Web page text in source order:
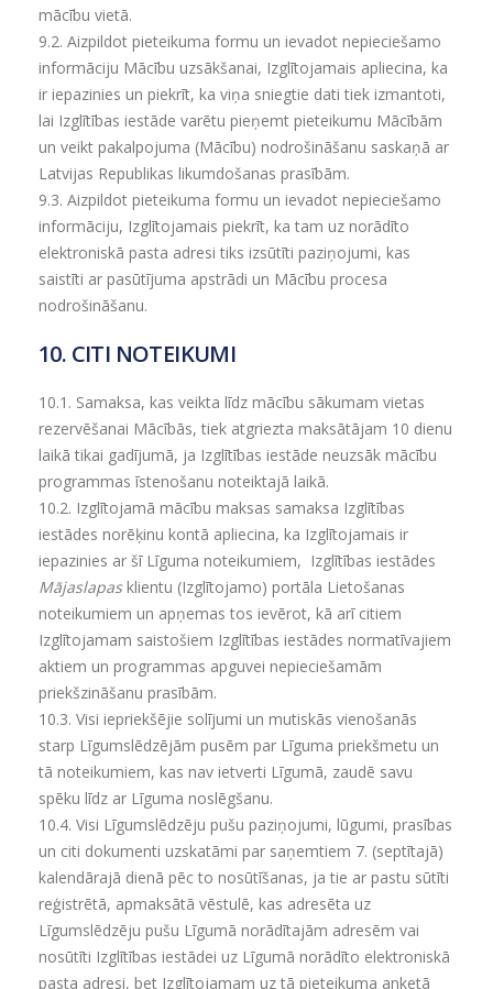
mācību vietā.
9.2. Aizpildot pieteikuma formu un ievadot nepieciešamo
informāciju Mācību uzsākšanai, Izglītojamais apliecina, ka
ir iepazinies un piekrīt, ka viņa sniegtie dati tiek izmantoti,
lai Izglītības iestāde varētu pieņemt pieteikumu Mācībām
un veikt pakalpojuma (Mācību) nodrošināšanu saskaņā ar
Latvijas Republikas likumdošanas prasībām.
9.3. Aizpildot pieteikuma formu un ievadot nepieciešamo
informāciju, Izglītojamais piekrīt, ka tam uz norādīto
elektroniskā pasta adresi tiks izsūtīti paziņojumi, kas
saistīti ar pasūtījuma apstrādi un Mācību procesa
nodrošināšanu.
10. CITI NOTEIKUMI
10.1. Samaksa, kas veikta līdz mācību sākumam vietas
rezervēšanai Mācībās, tiek atgriezta maksātājam 10 dienu
laikā tikai gadījumā, ja Izglītības iestāde neuzsāk mācību
programmas īstenošanu noteiktajā laikā.
10.2. Izglītojamā mācību maksas samaksa Izglītības
iestādes norēķinu kontā apliecina, ka Izglītojamais ir
iepazinies ar šī Līguma noteikumiem, Izglītības iestādes
Mājaslapasklientu (Izglītojamo) portāla Lietošanas
noteikumiem un apņemas tos ievērot, kā arī citiem
Izglītojamam saistošiem Izglītības iestādes normatīvajiem
aktiem un programmas apguvei nepieciešamām
priekšzināšanu prasībām.
10.3. Visi iepriekšējie solījumi un mutiskās vienošanās
starp Līgumslēdzējām pusēm par Līguma priekšmetu un
tā noteikumiem, kas nav ietverti Līgumā, zaudē savu
spēku līdz ar Līguma noslēgšanu.
10.4. Visi Līgumslēdzēju pušu paziņojumi, lūgumi, prasības
un citi dokumenti uzskatāmi par saņemtiem 7. (septītajā)
kalendārajā dienā pēc to nosūtīšanas, ja tie ar pastu sūtīti
reģistrētā, apmaksātā vēstulē, kas adresēta uz
Līgumslēdzēju pušu Līgumā norādītajām adresēm vai
nosūtīti Izglītības iestādei uz Līgumā norādīto elektroniskā
pasta adresi, bet Izglītojamam uz tā pieteikuma anketā